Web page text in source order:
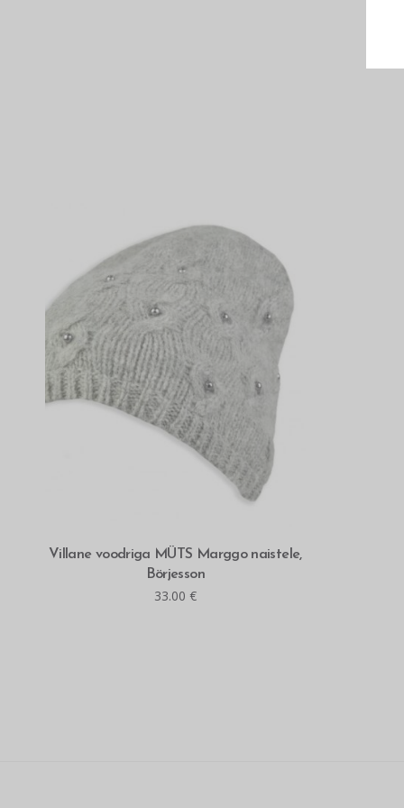
MITMEID VALIKUID
Villane voodriga MÜTS Marggo naistele,
Börjesson
33.00 €